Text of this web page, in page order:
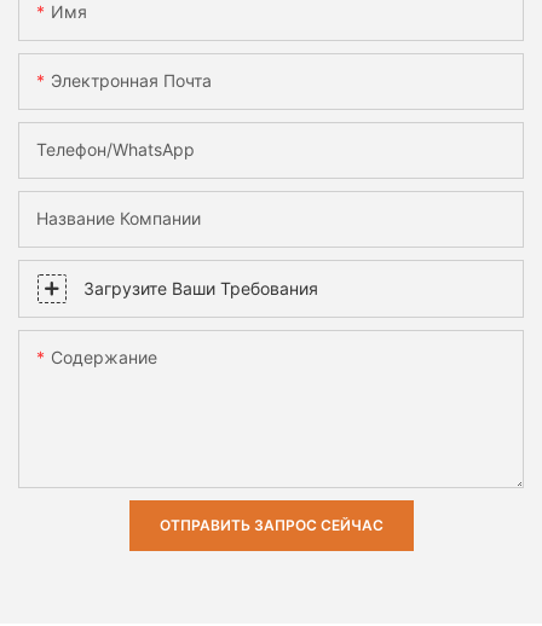
Имя
Электронная Почта
Телефон/WhatsApp
Название Компании
Загрузите Ваши Требования
Содержание
ОТПРАВИТЬ ЗАПРОС СЕЙЧАС